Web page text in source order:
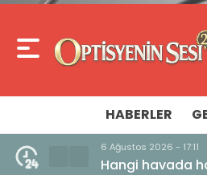
HABERLER
6 Ağustos 2026 - 17:11
Hangi havada